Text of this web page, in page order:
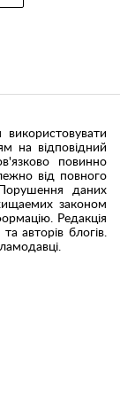
використовувати
на відповідний
повинно
від повного
даних
законом
Редакція
авторів блогів.